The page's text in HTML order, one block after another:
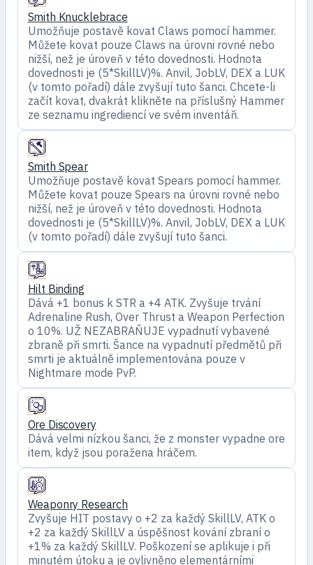
Smith Knucklebrace
Umožňuje postavě kovat Claws pomocí hammer.
Můžete kovat pouze Claws na úrovni rovné nebo
nižší, než je úroveň v této dovednosti. Hodnota
dovednosti je (5*SkillLV)%. Anvil, JobLV, DEX a LUK
(v tomto pořadí) dále zvyšují tuto šanci. Chcete-li
začít kovat, dvakrát klikněte na příslušný Hammer
ze seznamu ingrediencí ve svém inventáři.
Smith Spear
Umožňuje postavě kovat Spears pomocí hammer.
Můžete kovat pouze Spears na úrovni rovné nebo
nižší, než je úroveň v této dovednosti. Hodnota
dovednosti je (5*SkillLV)%. Anvil, JobLV, DEX a LUK
(v tomto pořadí) dále zvyšují tuto šanci.
Hilt Binding
Dává +1 bonus k STR a +4 ATK. Zvyšuje trvání
Adrenaline Rush, Over Thrust a Weapon Perfection
o 10%. UŽ NEZABRAŇUJE vypadnutí vybavené
zbraně při smrti. Šance na vypadnutí předmětů při
smrti je aktuálně implementována pouze v
Nightmare mode PvP.
Ore Discovery
Dává velmi nízkou šanci, že z monster vypadne ore
item, když jsou poražena hráčem.
Weaponry Research
Zvyšuje HIT postavy o +2 za každý SkillLV, ATK o
+2 za každý SkillLV a úspěšnost kování zbraní o
+1% za každý SkillLV. Poškození se aplikuje i při
minutém útoku a je ovlivněno elementárními